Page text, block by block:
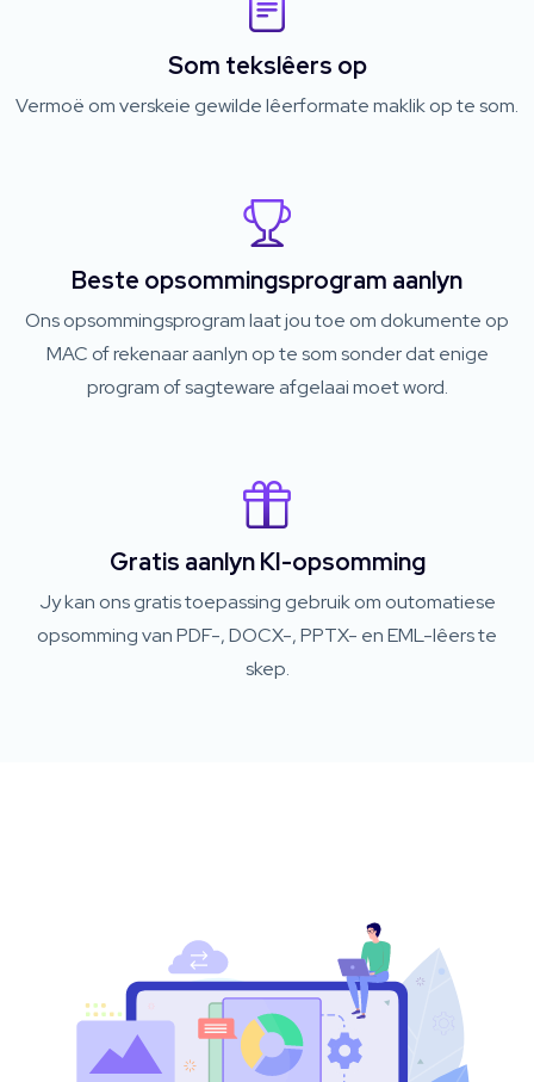
Som tekslêers op
Vermoë om verskeie gewilde lêerformate maklik op te som.
Beste opsommingsprogram aanlyn
Ons opsommingsprogram laat jou toe om dokumente op
MAC of rekenaar aanlyn op te som sonder dat enige
program of sagteware afgelaai moet word.
Gratis aanlyn KI-opsomming
Jy kan ons gratis toepassing gebruik om outomatiese
opsomming van PDF-, DOCX-, PPTX- en EML-lêers te
skep.